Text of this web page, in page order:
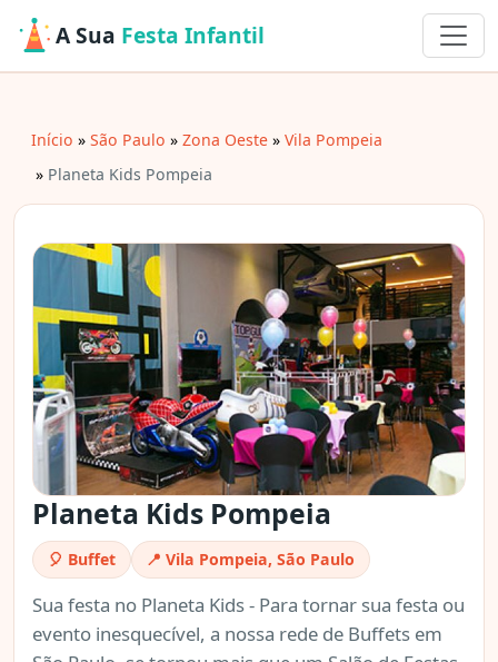
A Sua Festa Infantil
Início São Paulo Zona Oeste
Vila Pompeia
Planeta Kids Pompeia
Planeta Kids Pompeia
🎈 Buffet 📍 Vila Pompeia, São Paulo
Sua festa no Planeta Kids - Para tornar sua festa ou
evento inesquecível, a nossa rede de Buffets em